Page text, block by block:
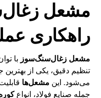
مشعل
راهکاری
مشعل زغال‌سنگ‌سوز با
تنظیم دقیق، یکی از
می‌شود. این مشعل‌ها
جمله صنایع فولاد، انواع